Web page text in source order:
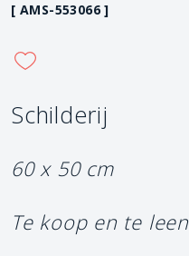
[ AMS-553066 ]
Schilderij
60 x 50 cm
Te koop en te leen